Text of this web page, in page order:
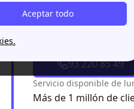
Aceptar todo
ofrece cada una
¿Tienes dudas
93 220 85 49
Servicio disponible de
Más de 1 millón de